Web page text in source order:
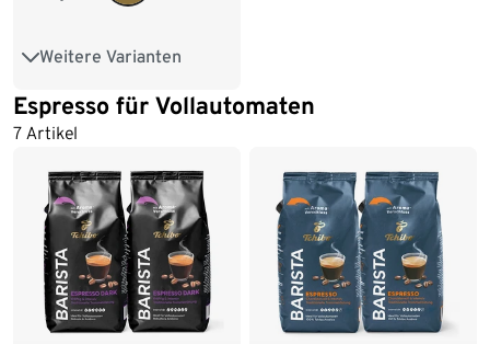
Weitere Varianten
250 g Ganze Bohne
1 kg Ganze Bohne
4 x 1 kg Ganze Bohne
Espresso für Vollautomaten
7 Artikel